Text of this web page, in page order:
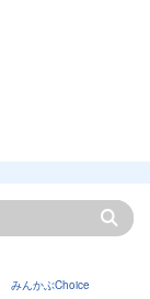
みんかぶChoice